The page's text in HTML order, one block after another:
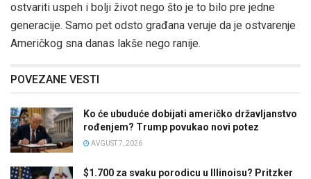
ostvariti uspeh i bolji život nego što je to bilo pre jedne
generacije. Samo pet odsto građana veruje da je ostvarenje
Američkog sna danas lakše nego ranije.
POVEZANE VESTI
Ko će ubuduće dobijati američko državljanstvo
rođenjem? Trump povukao novi potez
AVGUST 7, 2026
$1.700 za svaku porodicu u Illinoisu? Pritzker